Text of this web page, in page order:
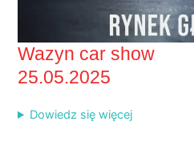
Wazyn car show
25.05.2025
Dowiedz się więcej